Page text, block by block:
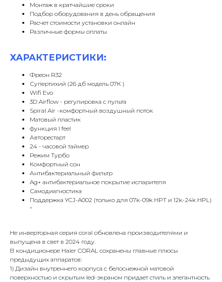
Монтаж в кратчайшие сроки
Подбор оборудования в день обращения
Расчет стоимости установки онлайн
Различные формы оплаты
ХАРАКТЕРИСТИКИ:
Фреон R32
Супертихий (26 дб модель 07К )
Wifi Evo
3D Airflow - регулировка с пульта
Spiral Air -комфортный воздушный поток
Матовый пластик
функция I feel
Авторестарт
24 - часовой таймер
Режим Турбо
Комфортный сон
Антибактериальный фильтр
Ag+ антибактериальное покрытие испарителя
Самодиагностика
Поддержка YCJ-A002 (только для 07k-09k HPT и 12k-24k HPL)
"
Не инверторная серия coral обновлена производителями и
выпущена в свет в 2024 году.
В кондиционере Haier CORAL сохранены главные плюсы
предыдущих аппаратов:
1) Дизайн внутреннего корпуса с белоснежной матовой
поверхностью и скрытым led-экраном придает стиль и элегантность